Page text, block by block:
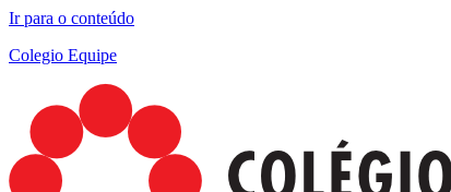
Ir para o conteúdo
Colegio Equipe